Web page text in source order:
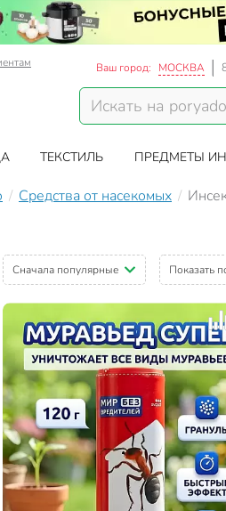
Ваш город: МОСКВА
ТЕКСТИЛЬ ПРЕДМЕТЫ
Средства от насекомых
Сначала популярные Показать